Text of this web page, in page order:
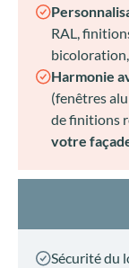
RAL,
Harmonie
(fenêtres
de finitions
votre
Sécurité du